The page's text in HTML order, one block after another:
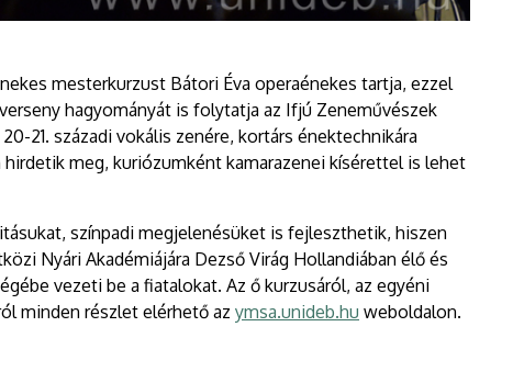
mesterkurzust Bátori Éva operaénekes tartja, ezzel
hagyományát is folytatja az Ifjú Zeneművészek
21. századi vokális zenére, kortárs énektechnikára
meg, kuriózumként kamarazenei kísérettel is lehet
színpadi megjelenésüket is fejleszthetik, hiszen
Nyári Akadémiájára Dezső Virág Hollandiában élő és
vezeti be a fiatalokat. Az ő kurzusáról, az egyéni
minden részlet elérhető az ymsa.unideb.hu weboldalon.